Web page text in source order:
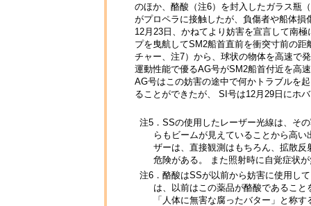
のほか、酪酸（注6）を封入したガラス瓶
がプロペラに接触したが、負傷者や船体損
12月23日、かねてより妨害を宣言して南
プを曳航してSM2船首直前を衝突寸前の
チャー、注7）から、球状の物体を高速で
運動性能で優るAG号がSM2船首付近を高
AG号はこの妨害の途中で何かトラブルを
ることができたが、 SI号は12月29日にホ
注5．SSの使用したレーザー光線は、そ
らもビームが見えていることから高
ザーは、直接観測はもちろん、拡散
危険がある。 また照射時に自覚症状
注6．酪酸はSSが以前から妨害に使用し
は、以前はこの薬品が酪酸であるこ
「人体に無害な腐ったバター」と称